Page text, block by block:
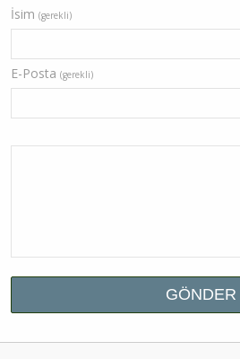
İsim (gerekli)
E-Posta (gerekli)